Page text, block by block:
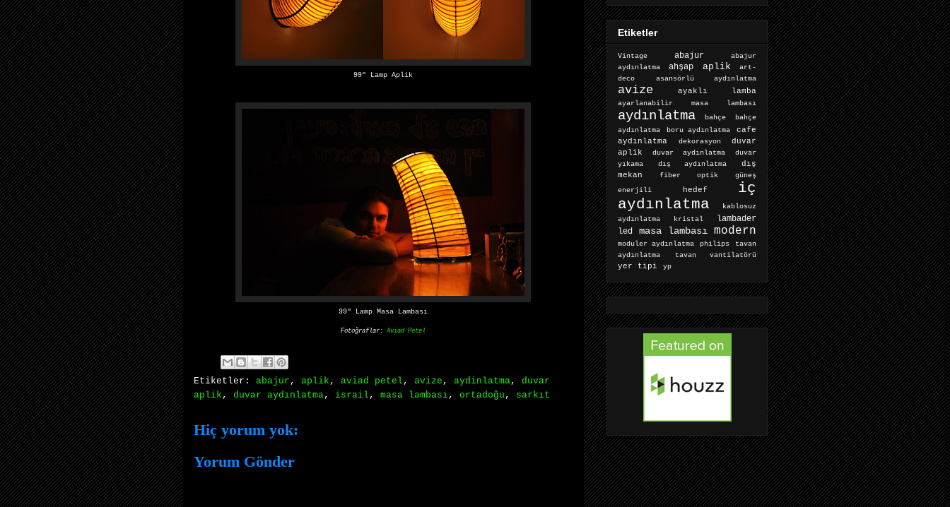
99″ Lamp Aplik
99″ Lamp Masa Lambası
Fotoğraflar:Aviad Petel
Etiketler: abajur , aplik , aviad petel , avize , aydinlatma, duvar
aplik , duvar aydınlatma, israil , masa lambası, ortadoğu , sarkıt
Hiç yorum yok:
Yorum Gönder
Etiketler
Vintage abajur
abajur
aydınlatma
ahşap aplik
art-
deco
asansörlü aydınlatma
avize ayaklı lamba
ayarlanabilir masa lambası
aydınlatma bahçe
bahçe
aydınlatma
boru aydınlatma
cafe
aydınlatma
dekorasyon
duvar
aplik
duvar aydınlatma
duvar
yıkama
dış aydınlatma
dış
mekan
fiber optik
güneş
enerjili
hedef
iç
aydınlatma
kablosuz
aydınlatma
kristal lambader
led masa lambası modern
moduler aydınlatma philips
tavan
aydınlatma
tavan vantilatörü
yer tipi yp